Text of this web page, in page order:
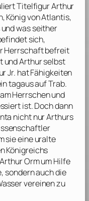
Titelfigur Arthur
König von Atlantis,
was seither
sich,
Herrschaft befreit
und Arthur selbst
Jr. hat Fähigkeiten
tagaus auf Trab.
Herrschen und
ist. Doch dann
nicht nur Arthurs
sie eine uralte
Königreichs
Orm um Hilfe
sondern auch die
vereinen zu